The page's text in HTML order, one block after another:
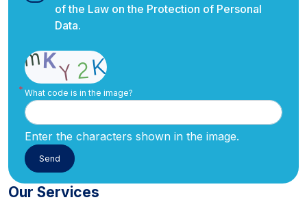
of the Law on the Protection of Personal
Data.
What code is in the image?
Enter the characters shown in the image.
Our Services